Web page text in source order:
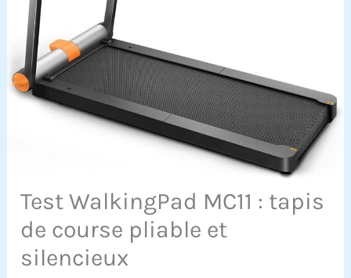
Test WalkingPad MC11 : tapis
de course pliable et
silencieux